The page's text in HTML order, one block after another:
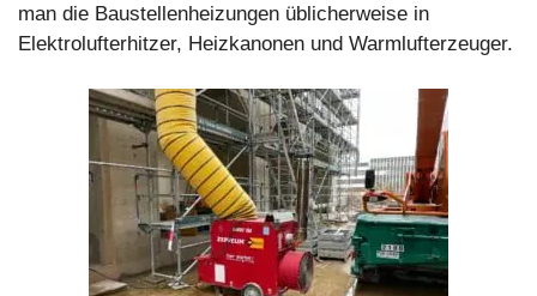
man die Baustellenheizungen üblicherweise in
Elektrolufterhitzer, Heizkanonen und Warmlufterzeuger.